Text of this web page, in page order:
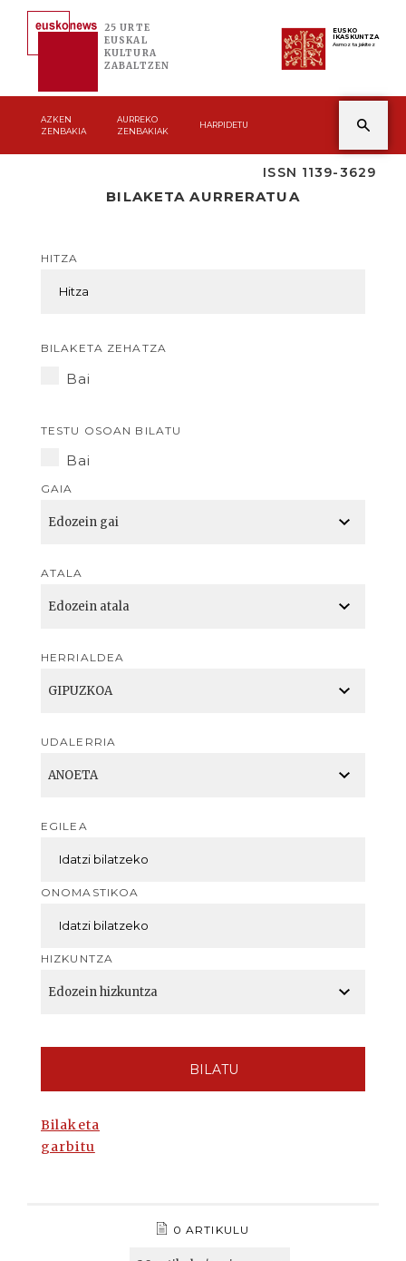
25 URTE
EUSKAL
KULTURA
ZABALTZEN
EUSKO
IKASKUNTZA
Asmoz ta jakitez
AZKEN
ZENBAKIA
AURREKO
ZENBAKIAK
HARPIDETU
ISSN 1139-3629
BILAKETA AURRERATUA
HITZA
BILAKETA ZEHATZA
Bai
TESTU OSOAN BILATU
Bai
GAIA
ATALA
HERRIALDEA
UDALERRIA
EGILEA
ONOMASTIKOA
HIZKUNTZA
BILATU
Bilaketa
garbitu
0 ARTIKULU